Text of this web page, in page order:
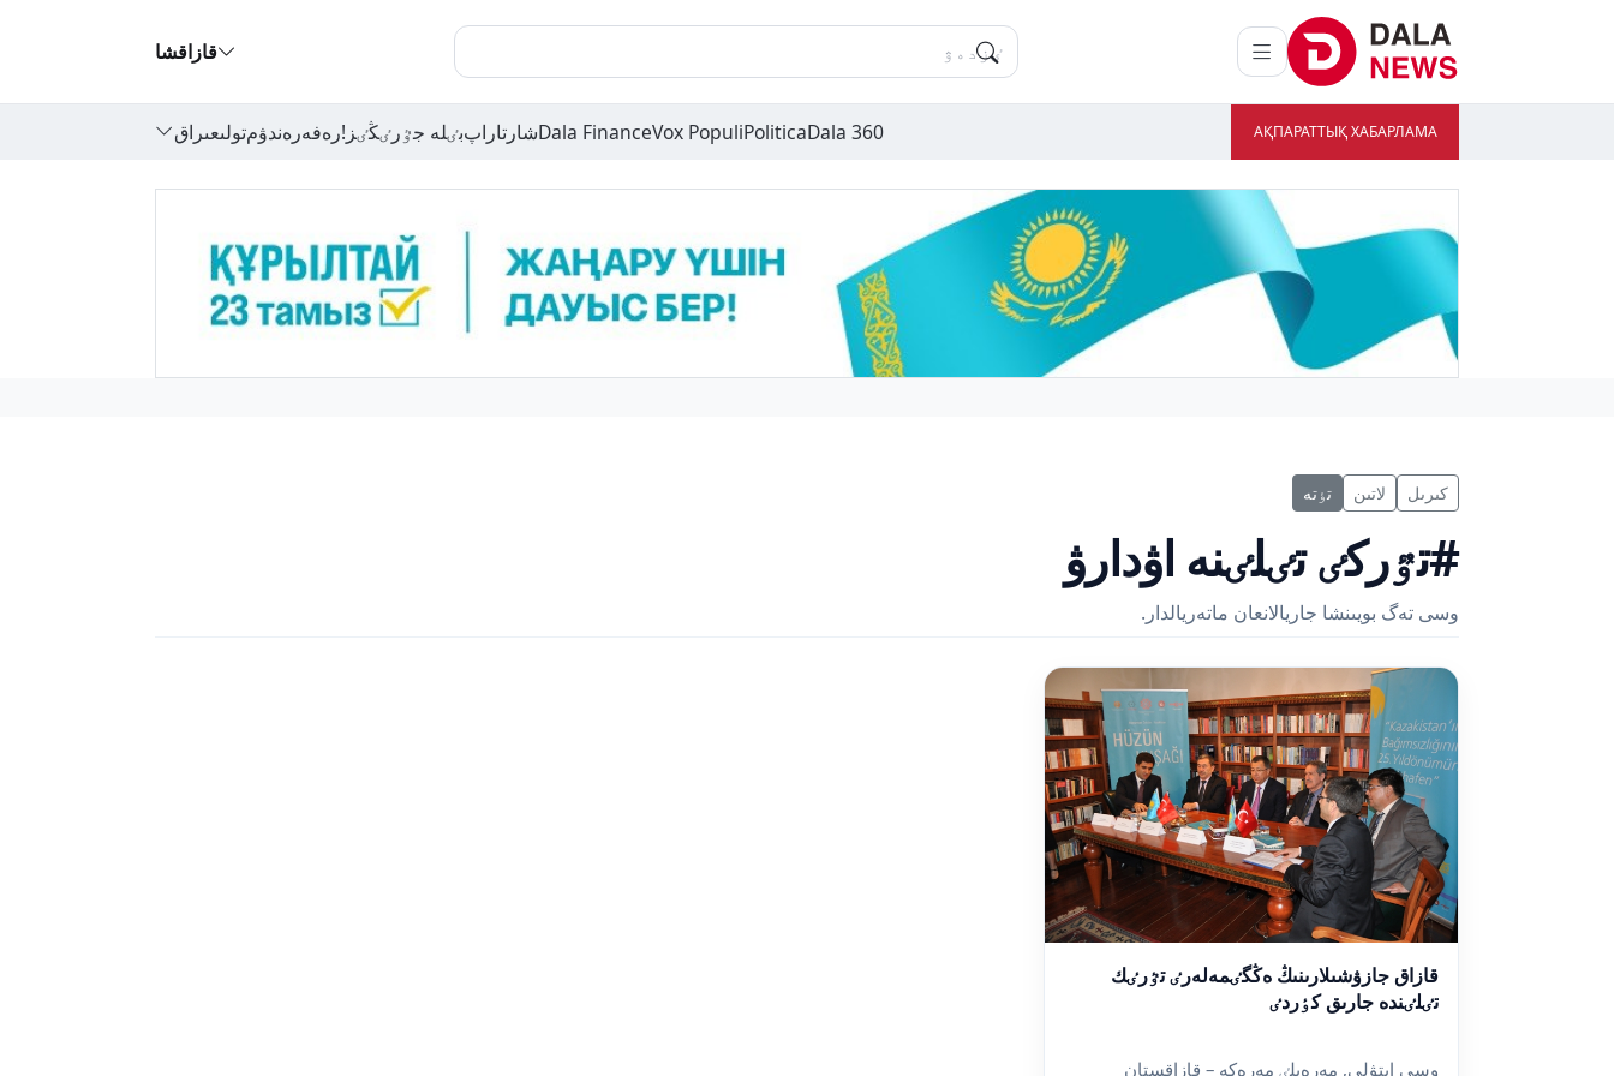
قازاقشا
АҚПАРАТТЫҚ ХАБАРЛАМА
Dala 360
Politica
Vox Populi
Dala Financeشارتاراپبٸلە جٷرٸڭٸز!رەفەرەندۋمتولىعىراق
كىرىل لاتىن تٶتە
#تٷركٸ تٸلٸنە اۋدارۋ
وسى تەگ بويىنشا جاريالانعان ماتەريالدار.
قازاق جازۋشىلارىنىڭ ەڭگٸمەلەرٸ تٷرٸك
تٸلٸندە جارىق كٶردٸ
وسى ايتۋلى, مەرەيلٸ مەرەكە – قازاقستان